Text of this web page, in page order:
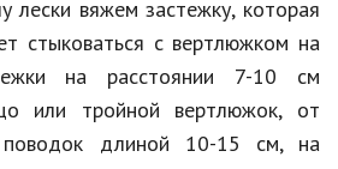
лески вяжем застежку, которая
стыковаться с вертлюжком на
на расстоянии 7-10 см
или тройной вертлюжок, от
поводок длиной 10-15 см, на